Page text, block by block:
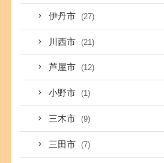
伊丹市 (27)
川西市 (21)
芦屋市 (12)
小野市 (1)
三木市 (9)
三田市 (7)